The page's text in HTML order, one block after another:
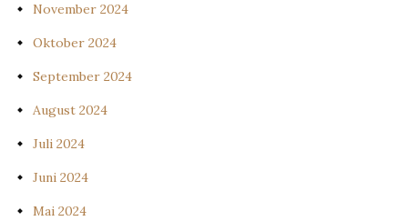
November 2024
Oktober 2024
September 2024
August 2024
Juli 2024
Juni 2024
Mai 2024